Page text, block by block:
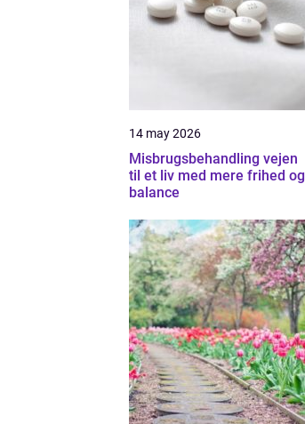
14 may 2026
Misbrugsbehandling vejen
til et liv med mere frihed og
balance